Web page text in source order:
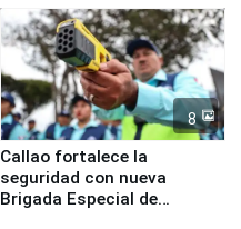
8
Callao fortalece la
seguridad con nueva
Brigada Especial de